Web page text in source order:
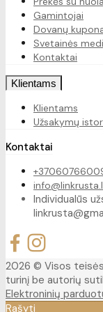
Gamintojai
Dovanų
Svetainės
Kontaktai
Klientams
Klientams
Užsakymų
Kontaktai
Individualūs
2026 © Visos
turinį be autorių
Elektroninių
Rašyti